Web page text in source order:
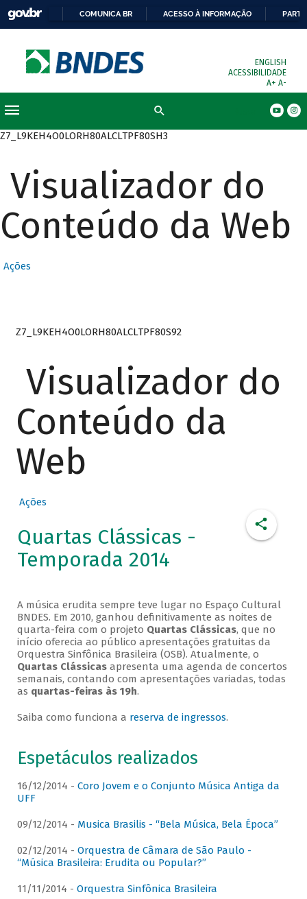
COMUNICA BR ACESSO À INFORMAÇÃO
ENGLISH
ACESSIBILIDADE
A+ A-
Z7_L9KEH4O0LORH80ALCLTPF80SH3
Visualizador do
Conteúdo da Web
Ações
Z7_L9KEH4O0LORH80ALCLTPF80S92
Visualizador do
Conteúdo da
Web
Ações
Quartas Clássicas -
Temporada 2014
A música erudita sempre teve lugar no Espaço Cultural
BNDES. Em 2010, ganhou definitivamente as noites de
quarta-feira com o projeto Quartas Clássicas, que no
início oferecia ao público apresentações gratuitas da
Orquestra Sinfônica Brasileira (OSB). Atualmente, o
Quartas Clássicasapresenta uma agenda de concertos
semanais, contando com apresentações variadas, todas
as quartas-feiras às 19h.
Saiba como funciona a reserva de ingressos.
Espetáculos realizados
16/12/2014 - Coro Jovem e o Conjunto Música Antiga da
UFF
09/12/2014 - Musica Brasilis - “Bela Música, Bela Época”
02/12/2014 - Orquestra de Câmara de São Paulo -
“Música Brasileira: Erudita ou Popular?”
11/11/2014 - Orquestra Sinfônica Brasileira